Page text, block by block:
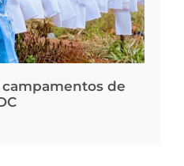
campamentos de